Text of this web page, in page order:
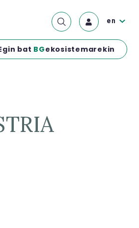
bat BGekosistemarekin
en